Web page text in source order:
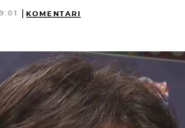
KOMENTARI